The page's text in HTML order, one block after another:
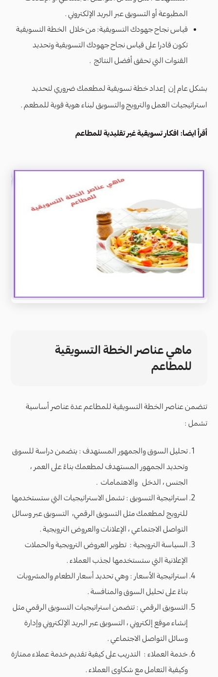
المطبوعة أو التسويق عبر البريد الإلكتروني .
قياس نجاح جهودك التسويقية: من خلال الخطة التسويقية
تكون قادرا على قياس نجاح جهودك التسويقية وتحديد
القنوات التي تحقق أفضل النتائج .
بشكل عام إن إعداد خطة تسويقية لمطعمك ضروري لتحديد
استراتيجيات العمل والترويج والتسويق لبناء هوية قوية للمطعم .
أقرأ ايضا: افكار تسويقية غير تقليدية للمطاعم
ماهي عناصر الخطة التسويقية
للمطاعم
تتضمن عناصر الخطة التسويقية للمطاعم عدة عناصر أساسية
تشمل :
تحليل السوق والجمهور المستهدف : يتضمن دراسة للسوق
وتحديد الجمهور المستهدف لمطعمك بناءً على العمر ،
الجنس ، الدخل والاهتمامات .
استراتيجية التسويق : تشمل الاستراتيجيات التي ستستخدمها
للترويج لمطعمك مثل التسويق الرقمي، التسويق عبر وسائل
التواصل الاجتماعي ، الإعلانات والعروض الترويجية .
السياسة الترويجية : تطوير العروض الترويجية والحملات
الإعلانية التي ستستخدمها لجذب العملاء .
استراتيجية الأسعار : وهي تحديد أسعار الطعام والمشروبات
بناءً على تحليل السوق والمنافسة .
التسويق الرقمي : تتضمن استراتيجيات التسويق الرقمي مثل
إنشاء موقع إلكتروني ، التسويق عبر البريد الإلكتروني وإدارة
وسائل التواصل الاجتماعي .
خدمة العملاء : التدريب على كيفية تقديم خدمة عملاء ممتازة
وكيفية التعامل مع شكاوى العملاء .